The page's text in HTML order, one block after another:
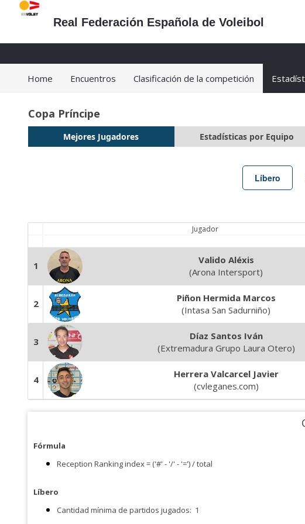
Real Federación Española de Voleibol
Home Encuentros Clasificación de la competición
Copa Príncipe
Mejores Jugadores Estadísticas por Equipo
Líbero
Jugador
1
Valido Aléxis
(Arona Intersport)
2
Piñon Hermida Marcos
(Intasa San Sadurniño)
3
Díaz Santos Iván
(Extremadura Grupo Laura Otero)
4
Herrera Valcarcel Javier
(cvleganes.com)
Fórmula
Reception Ranking index = ('#' - '/' - '=') / total
Líbero
Cantidad mínima de partidos jugados: 1